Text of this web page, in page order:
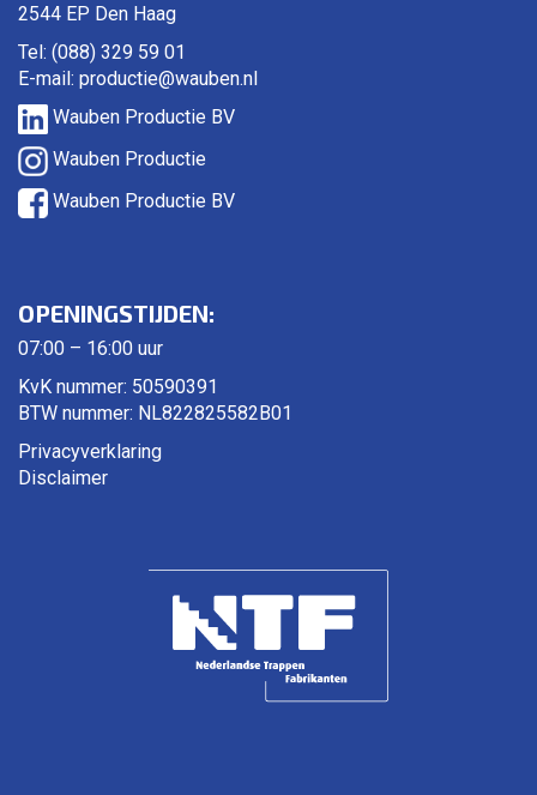
2544 EP Den Haag
Tel: (088) 329 59 01
E-mail: productie@wauben.nl
Wauben Productie BV
Wauben Productie
Wauben Productie BV
OPENINGSTIJDEN:
07:00 – 16:00 uur
KvK nummer: 50590391
BTW nummer: NL822825582B01
Privacyverklaring
Disclaimer